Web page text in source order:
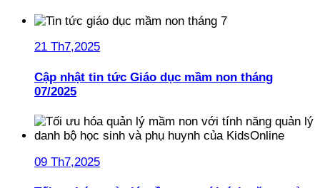
21 Th7,2025
Cập nhật tin tức Giáo dục mầm non tháng
07/2025
09 Th7,2025